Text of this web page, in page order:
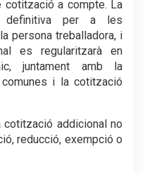
a compte. La
definitiva per a les
persona treballadora, i
es regularitzarà en
juntament amb la
i la cotització
cotització addicional no
reducció, exempció o